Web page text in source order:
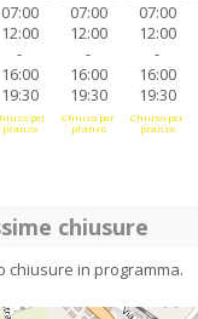
07:00
12:00
-
16:00
19:30
per
pranzo
07:00
12:00
-
16:00
19:30
Chiuso per
pranzo
07:00
12:00
-
16:00
19:30
Chiuso per
pranzo
chiusure
chiusure in programma.